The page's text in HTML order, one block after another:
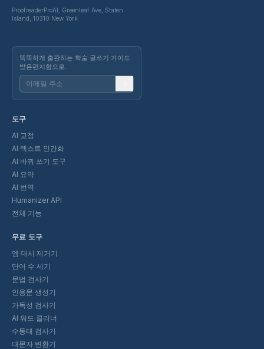
ProofreaderProAI, Greenleaf Ave, Staten
Island, 10310 New York
똑똑하게 출판하는 학술 글쓰기 가이드.
받은편지함으로.
도구
AI 교정
AI 텍스트 인간화
AI 바꿔 쓰기 도구
AI 요약
AI 번역
Humanizer API
전체 기능
무료 도구
엠 대시 제거기
단어 수 세기
문법 검사기
인용문 생성기
가독성 검사기
AI 워드 클리너
수동태 검사기
대문자 변환기